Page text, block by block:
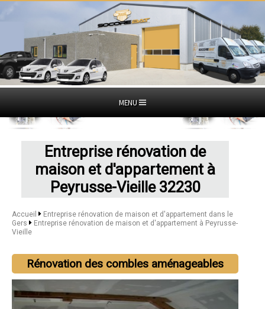
MENU
Entreprise rénovation de
maison et d'appartement à
Peyrusse-Vieille 32230
Accueil
Entreprise rénovation de maison et d'appartement dans le
Gers
Entreprise rénovation de maison et d'appartement à Peyrusse-
Vieille
Rénovation des combles aménageables